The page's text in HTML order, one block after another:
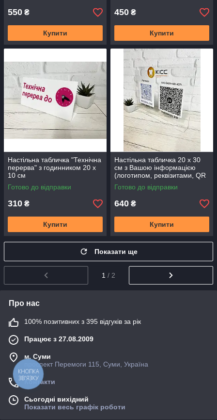
550 ₴
Купити
450 ₴
Купити
Настільна табличка "Технічна
перерва" з годинником 20 х
10 см
Готово до відправки
310 ₴
Купити
Настільна табличка 20 х 30
см з Вашою інформацією
(логотипом, реквізитами, QR
кодом) одностороння
Готово до відправки
640 ₴
Купити
Показати ще
1 / 2
Про нас
100% позитивних з 395 відгуків за рік
Працює з 27.08.2009
м. Суми
проспект Перемоги 115, Суми, Україна
Контакти
Сьогодні вихідний
Показати весь графік роботи
КНОПКА
ЗВ'ЯЗКУ